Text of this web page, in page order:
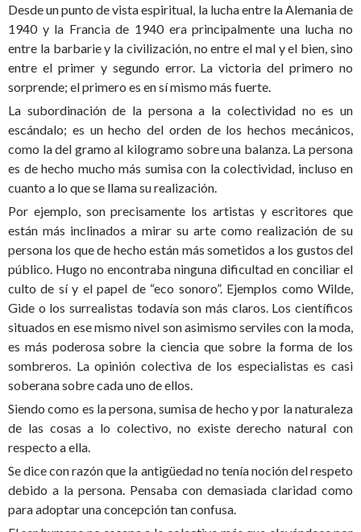
Desde un punto de vista espiritual, la lucha entre la Alemania de
1940 y la Francia de 1940 era principalmente una lucha no
entre la barbarie y la civilización, no entre el mal y el bien, sino
entre el primer y segundo error. La victoria del primero no
sorprende; el primero es en sí mismo más fuerte.
La subordinación de la persona a la colectividad no es un
escándalo; es un hecho del orden de los hechos mecánicos,
como la del gramo al kilogramo sobre una balanza. La persona
es de hecho mucho más sumisa con la colectividad, incluso en
cuanto a lo que se llama su realización.
Por ejemplo, son precisamente los artistas y escritores que
están más inclinados a mirar su arte como realización de su
persona los que de hecho están más sometidos a los gustos del
público. Hugo no encontraba ninguna dificultad en conciliar el
culto de sí y el papel de “eco sonoro”. Ejemplos como Wilde,
Gide o los surrealistas todavía son más claros. Los científicos
situados en ese mismo nivel son asimismo serviles con la moda,
es más poderosa sobre la ciencia que sobre la forma de los
sombreros. La opinión colectiva de los especialistas es casi
soberana sobre cada uno de ellos.
Siendo como es la persona, sumisa de hecho y por la naturaleza
de las cosas a lo colectivo, no existe derecho natural con
respecto a ella.
Se dice con razón que la antigüedad no tenía noción del respeto
debido a la persona. Pensaba con demasiada claridad como
para adoptar una concepción tan confusa.